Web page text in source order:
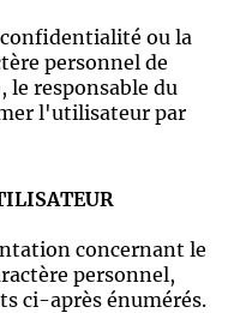
ou la
personnel de
responsable du
l'utilisateur par
concernant le
personnel,
ci-après énumérés.